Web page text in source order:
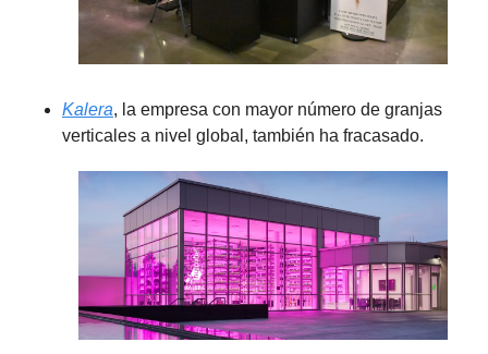
Kalera, la empresa con mayor número de granjas
verticales a nivel global, también ha fracasado.